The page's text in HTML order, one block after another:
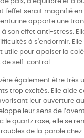
paix, d’équilibre et
l'effet serait magnifié
apporte une
son effet anti-stress.
à s'endormir. Elle
utile pour apaiser la
de self-control.
également être très
trop excités. Elle aide
leur ouverture
leur sens de
le quartz rose, elle se
de la parole chez